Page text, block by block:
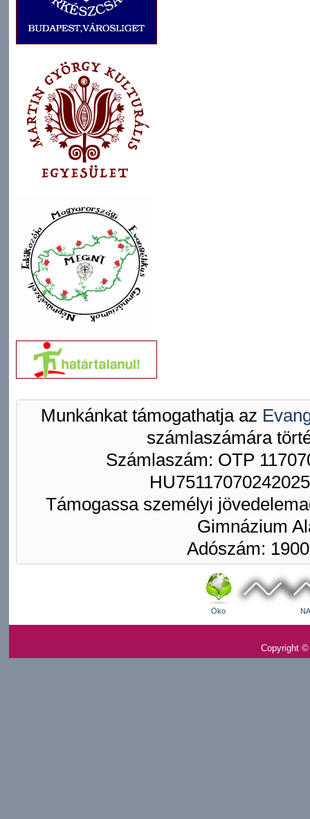
Munkánkat támogathatja az
számlaszámára
Számlaszám: OTP
Támogassa személyi
Gimnázium
Adószám:
Öko
Copyright